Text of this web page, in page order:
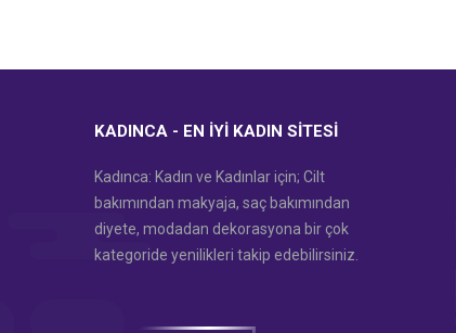
KADINCA - EN İYI KADIN SITESI
Kadınca: Kadın ve Kadınlar için; Cilt
bakımından makyaja, saç bakımından
diyete, modadan dekorasyona bir çok
kategoride yenilikleri takip edebilirsiniz.